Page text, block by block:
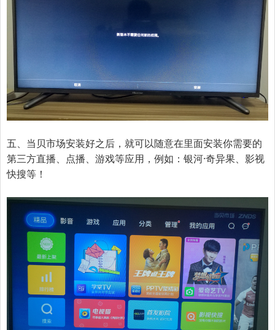
五、当贝市场安装好之后，就可以随意在里面安装你需要的
第三方直播、点播、游戏等应用，例如：银河·奇异果、影视
快搜等！